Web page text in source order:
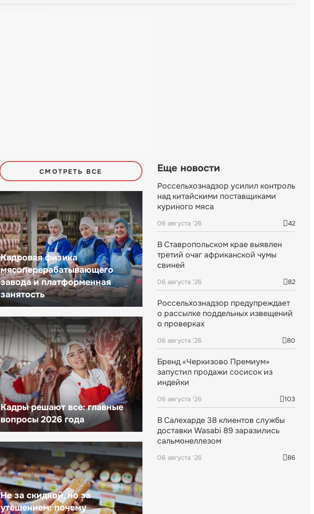
СМОТРЕТЬ ВСЕ
Кадровая физика
мясоперерабатывающего
завода и платформенная
занятость
Кадры решают все: главные
вопросы 2026 года
Не за скидкой, но за
утешением: почему
Еще новости
Россельхознадзор усилил контроль
над китайскими поставщиками
куриного мяса
06 августа '26 42
В Ставропольском крае выявлен
третий очаг африканской чумы
свиней
06 августа '26 82
Россельхознадзор предупреждает
о рассылке поддельных извещений
о проверках
06 августа '26 80
Бренд «Черкизово Премиум»
запустил продажи сосисок из
индейки
06 августа '26 103
В Салехарде 38 клиентов службы
доставки Wasabi 89 заразились
сальмонеллезом
06 августа '26 86